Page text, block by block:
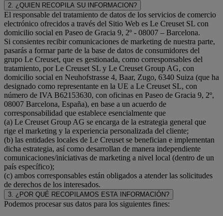
2. ¿QUIEN RECOPILA SU INFORMACION?
El responsable del tratamiento de datos de los servicios de comercio
electrónico ofrecidos a través del Sitio Web es Le Creuset SL con
domicilio social en Paseo de Gracia 9, 2º - 08007 – Barcelona.
Si consientes recibir comunicaciones de marketing de nuestra parte,
pasarás a formar parte de la base de datos de consumidores del
grupo Le Creuset, que es gestionada, como corresponsables del
tratamiento, por Le Creuset SL y Le Creuset Group AG, con
domicilio social en Neuhofstrasse 4, Baar, Zugo, 6340 Suiza (que ha
designado como representante en la UE a Le Creuset SL, con
número de IVA B62153630, con oficinas en Paseo de Gracia 9, 2º,
08007 Barcelona, España), en base a un acuerdo de
corresponsabilidad que establece esencialmente que
(a) Le Creuset Group AG se encarga de la estrategia general que
rige el marketing y la experiencia personalizada del cliente;
(b) las entidades locales de Le Creuset se benefician e implementan
dicha estrategia, así como desarrollan de manera independiente
comunicaciones/iniciativas de marketing a nivel local (dentro de un
país específico);
(c) ambos corresponsables están obligados a atender las solicitudes
de derechos de los interesados.
3. ¿POR QUÉ RECOPILAMOS ESTA INFORMACIÓN?
Podemos procesar sus datos para los siguientes fines: